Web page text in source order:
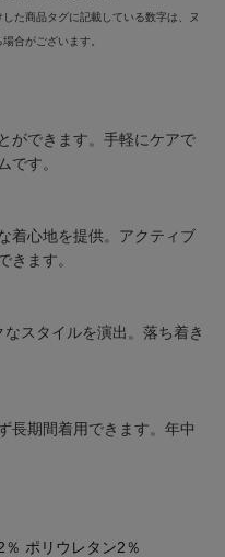
た商品タグに記載している数字は、ヌ
合がございます。
ができます。手軽にケアで
です。
着心地を提供。アクティブ
きます。
スタイルを演出。落ち着き
長期間着用できます。年中
ポリウレタン2％